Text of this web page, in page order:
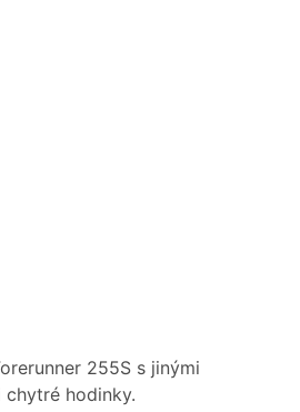
255S s jinými
hodinky.